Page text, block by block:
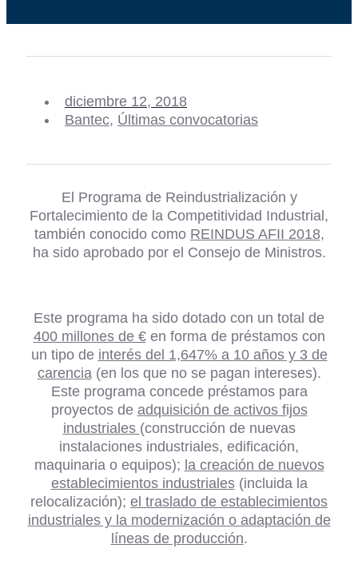
diciembre 12, 2018
Bantec, Últimas convocatorias
El Programa de Reindustrialización y
Fortalecimiento de la Competitividad Industrial,
también conocido como REINDUS AFII 2018,
ha sido aprobado por el Consejo de Ministros.
Este programa ha sido dotado con un total de
400 millones de €en forma de préstamos con
un tipo de interés del 1,647% a 10 años y 3 de
carencia(en los que no se pagan intereses).
Este programa concede préstamos para
proyectos de adquisición de activos fijos
industriales (construcción de nuevas
instalaciones industriales, edificación,
maquinaria o equipos); la creación de nuevos
establecimientos industriales(incluida la
relocalización); el traslado de establecimientos
industriales y la modernización o adaptación de
líneas de producción.